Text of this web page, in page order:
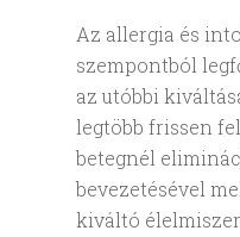
Az allergia és
szempontból
az utóbbi
legtöbb frissen
betegnél
bevezetésével
kiváltó